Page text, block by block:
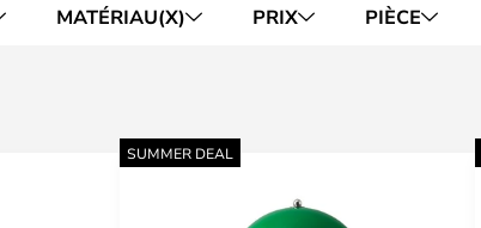
MATÉRIAU(X) PRIX PIÈCE
SUMMER DEAL